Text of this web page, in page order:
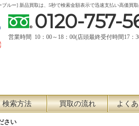
ルー] 新品買取は、5秒で検索金額表示で迅速支払い高価買取
0120-757-
営業時間 10：00～18：00(店頭最終受付時間17：
検索方法 買取の流れ よく
さい